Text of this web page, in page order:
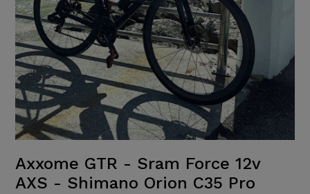
Axxome GTR - Sram Force 12v
AXS - Shimano Orion C35 Pro